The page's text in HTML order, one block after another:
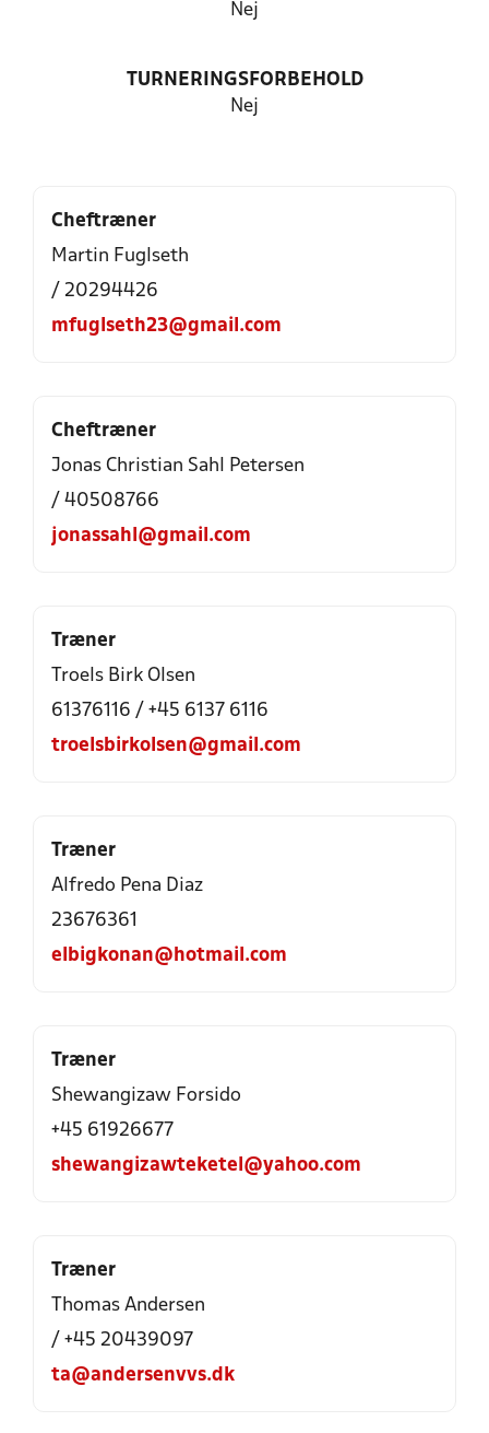
Nej
TURNERINGSFORBEHOLD
Nej
Cheftræner
Martin Fuglseth
/ 20294426
mfuglseth23@gmail.com
Cheftræner
Jonas Christian Sahl Petersen
/ 40508766
jonassahl@gmail.com
Træner
Troels Birk Olsen
61376116 / +45 6137 6116
troelsbirkolsen@gmail.com
Træner
Alfredo Pena Diaz
23676361
elbigkonan@hotmail.com
Træner
Shewangizaw Forsido
+45 61926677
shewangizawteketel@yahoo.com
Træner
Thomas Andersen
/ +45 20439097
ta@andersenvvs.dk